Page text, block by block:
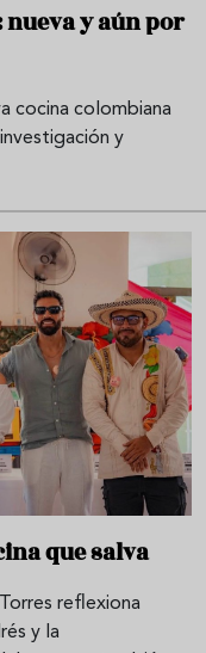
y aún por
cocina colombiana
y
que salva
reflexiona
y la